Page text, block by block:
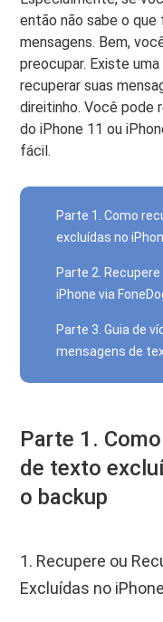
então não sabe o que
mensagens. Bem,
preocupar. Existe
recuperar suas
direitinho. Você pode
do iPhone 11 ou
fácil.
Parte 1. Como
excluídas no
Parte 2.
iPhone via
Parte 3. Guia de
mensagens de
Parte 1.
de texto
o backup
1. Recupere ou
Excluídas no